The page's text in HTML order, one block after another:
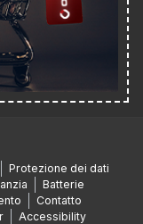
Protezione dei dati
Batterie
Contatto
Accessibility